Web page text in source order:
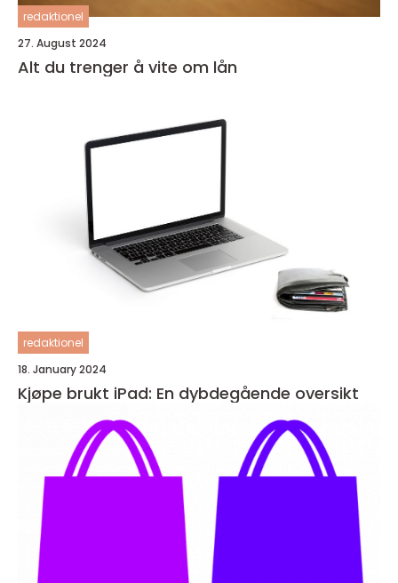
redaktionel
27. August 2024
Alt du trenger å vite om lån
redaktionel
18. January 2024
Kjøpe brukt iPad: En dybdegående oversikt